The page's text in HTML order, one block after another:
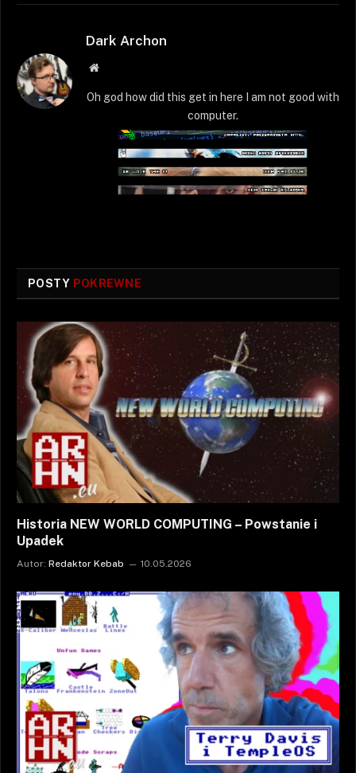
Dark Archon
Strona
Oh god how did this get in here I am not good with
computer.
POSTY POKREWNE
Historia NEW WORLD COMPUTING – Powstanie i
Upadek
Autor: Redaktor Kebab 10.05.2026